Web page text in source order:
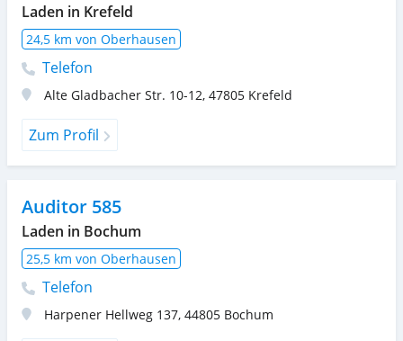
Laden in Krefeld
24,5 km von Oberhausen
Telefon
Alte Gladbacher Str. 10-12, 47805 Krefeld
Zum Profil
Auditor 585
Laden in Bochum
25,5 km von Oberhausen
Telefon
Harpener Hellweg 137, 44805 Bochum